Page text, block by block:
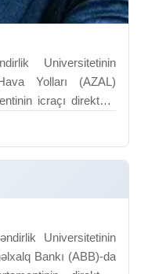
Universitetinin
Yolları (AZAL)
icraçı direktoru
O, daxili audit, risk
əməliyyat
maliyyə nəzarətinin
Kosayev təşkilati
üçün analitik və
BEU-da əldə etdiyi
əsasını
sahəsində
Universitetinin
Bankı (ABB)-da